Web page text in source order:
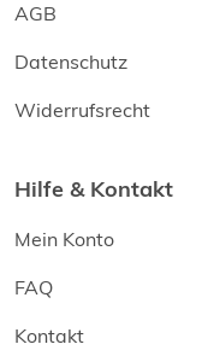
AGB
Datenschutz
Widerrufsrecht
Hilfe & Kontakt
Mein Konto
FAQ
Kontakt